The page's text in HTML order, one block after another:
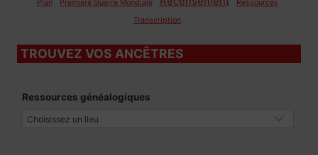
Plan Première Guerre Mondiale
Ressources
Transcription
TROUVEZ VOS ANCÊTRES
Ressources généalogiques